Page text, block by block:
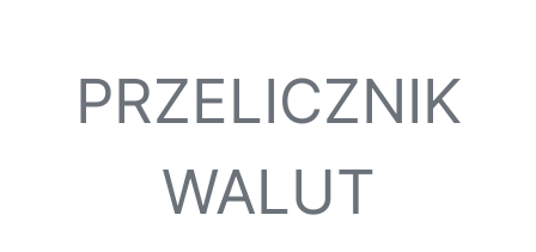
PRZELICZNIK
WALUT